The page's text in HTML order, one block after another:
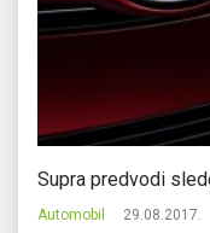
Supra predvodi
Automobil 29.08.2017.